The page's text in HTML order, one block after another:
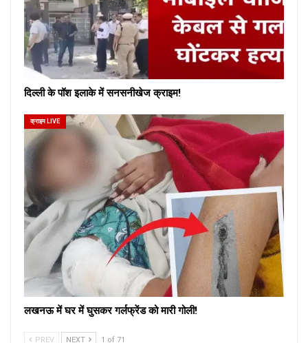
दिल्ली के पॉश इलाके में सनसनीखेज क्राइम!
क्राइम LIVE
लखनऊ में घर में घुसकर गर्लफ्रेंड को मारी गोली!
PREV NEXT 1 of 71